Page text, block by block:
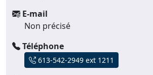
E-mail
Non précisé
Téléphone
613-542-2949 ext 1211